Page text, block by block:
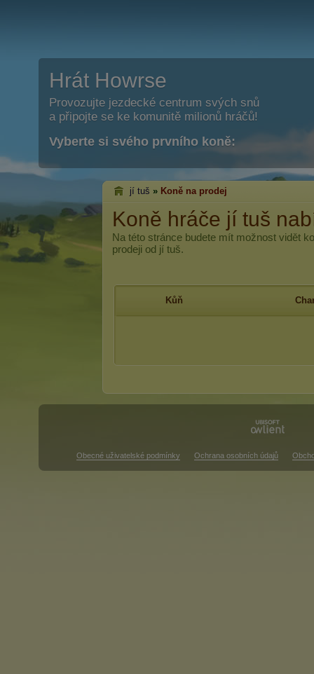
Hrát Howrse
Provozujte jezdecké centrum svých snů
a připojte se ke komunitě milionů hráčů!
Vyberte si svého prvního koně:
jí tuš » Koně na prodej
Koně hráče jí tuš
Na této stránce budete mít možnost vidět
prodeji od jí tuš.
Kůň
Obecné uživatelské podmínky Ochrana osobních údajů